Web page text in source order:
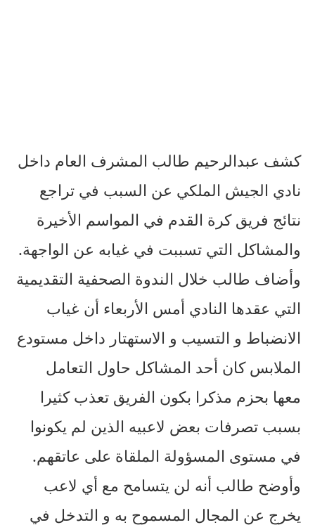
كشف عبدالرحيم طالب المشرف العام داخل
نادي الجيش الملكي عن السبب في تراجع
نتائج فريق كرة القدم في المواسم الأخيرة
والمشاكل التي تسببت في غيابه عن الواجهة.
وأضاف طالب خلال الندوة الصحفية التقديمية
التي عقدها النادي أمس الأربعاء أن غياب
الانضباط و التسيب و الاستهتار داخل مستودع
الملابس كان أحد المشاكل حاول التعامل
معها بحزم مذكرا بكون الفريق تعذب كثيرا
بسبب تصرفات بعض لاعبيه الذين لم يكونوا
في مستوى المسؤولة الملقاة على عاتقهم.
وأوضح طالب أنه لن يتسامح مع أي لاعب
يخرج عن المجال المسموح به و التدخل في